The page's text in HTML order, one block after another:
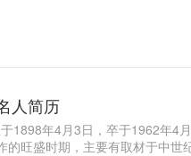
人简历
1898年4月3日，卒于1962年
旺盛时期，主要有取材于中